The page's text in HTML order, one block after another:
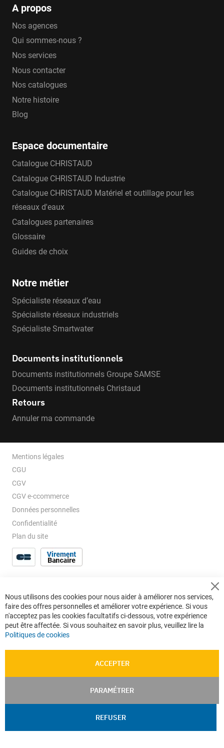
A propos
Nos agences
Qui sommes-nous ?
Nos services
Nous contacter
Nos catalogues
Notre histoire
Blog
Espace documentaire
Catalogue CHRISTAUD
Catalogue CHRISTAUD Industrie
Catalogue CHRISTAUD Matériel et outillage pour les
réseaux d'eaux
Catalogues partenaires
Glossaire
Guides de choix
Notre métier
Spécialiste réseaux d’eau
Spécialiste réseaux industriels
Spécialiste Smartwater
Documents institutionnels
Documents institutionnels Groupe SAMSE
Documents institutionnels Christaud
Retours
Annuler ma commande
Mentions légales
CGU
CGV
CGV e-ccommerce
Données personnelles
Confidentialité
Plan du site
Nous utilisons des cookies pour nous aider à améliorer nos services,
faire des offres personnelles et améliorer votre expérience. Si vous
n'acceptez pas les cookies facultatifs ci-dessous, votre expérience
peut être affectée. Si vous souhaitez en savoir plus, veuillez lire la
Politiques de cookies
ACCEPTER
PARAMÉTRER
REFUSER